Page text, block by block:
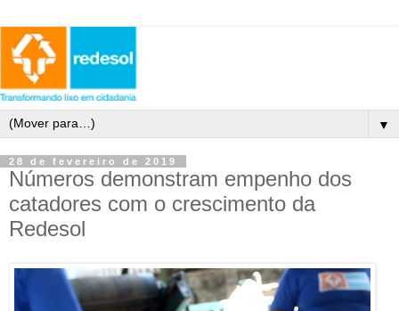
▼
28 de fevereiro de 2019
Números demonstram empenho dos
catadores com o crescimento da
Redesol